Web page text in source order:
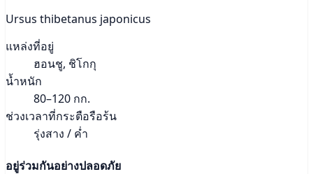
Ursus thibetanus japonicus
แหล่งที่อยู่
ฮอนชู, ชิโกกุ
น้ำหนัก
80–120 กก.
ช่วงเวลาที่กระตือรือร้น
รุ่งสาง / ค่ำ
อยู่ร่วมกันอย่างปลอดภัย